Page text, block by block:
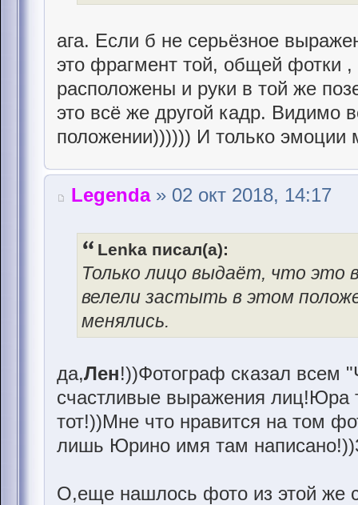
ага. Если б не серьёзное
это фрагмент той, общей фотки
расположены и руки в той же
это всё же другой кадр. Видимо
положении)))))) И только эмоции
Legenda» 02 окт 2018, 14:17
Lenka писал(а):
Только лицо выдаёт, что это
велели застыть в этом
менялись.
да,Лен!))Фотограф сказал всем
счастливые выражения
тот!))Мне что нравится на том
лишь Юрино имя там
О,еще нашлось фото из этой же